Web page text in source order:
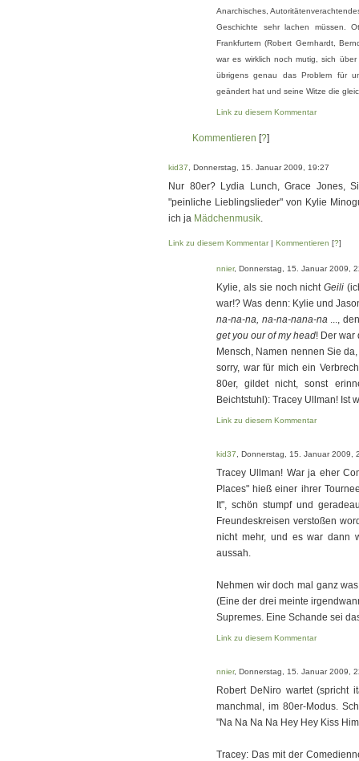
Anarchisches,
Geschichte sehr lachen müssen.
Frankfurtern (Robert Gernhardt,
war es wirklich noch mutig, sich
übrigens genau das Problem für
geändert hat und seine Witze die
Link zu diesem Kommentar
Kommentieren [?]
kid37 , Donnerstag, 15. Januar 2009, 19:27
Nur 80er? Lydia Lunch, Grace Jones,
"peinliche Lieblingslieder" von Kylie
ich ja Mädchenmusik.
Link zu diesem Kommentar| Kommentieren [?]
nnier, Donnerstag, 15. Januar 2009,
Kylie, als sie noch nichtGeili
war!? Was denn: Kylie und
na-na-na, na-na-nana-na...,
get you our of my head! Der war
Mensch, Namen nennen Sie
sorry, war für mich ein
80er, gildet nicht, sonst
Beichtstuhl): Tracey Ullman! Ist
Link zu diesem Kommentar
kid37 , Donnerstag, 15. Januar 2009,
Tracey Ullman! War ja eher
Places" hieß einer ihrer
It", schön stumpf und
Freundeskreisen verstoßen
nicht mehr, und es war dann
aussah.
Nehmen wir doch mal ganz
(Eine der drei meinte
Supremes. Eine Schande sei
Link zu diesem Kommentar
nnier, Donnerstag, 15. Januar 2009,
Robert DeNiro wartet (spricht
manchmal, im 80er-Modus.
"Na Na Na Na Hey Hey Kiss
Tracey: Das mit der